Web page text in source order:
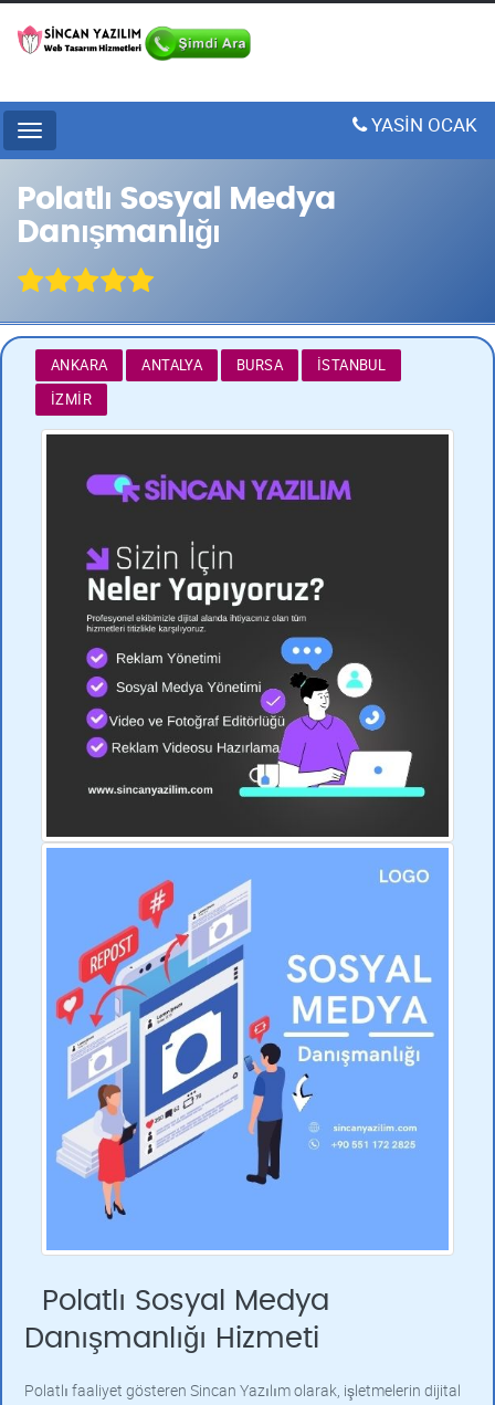
Menu YASİN OCAK
Polatlı Sosyal Medya
Danışmanlığı
ANKARA ANTALYA BURSA
İSTANBUL
İZMIR
Polatlı Sosyal Medya
Danışmanlığı Hizmeti
Polatlı faaliyet gösteren Sincan Yazılım olarak, işletmelerin dijital